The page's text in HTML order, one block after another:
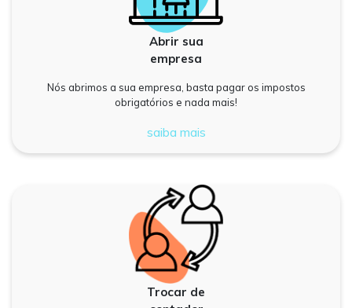
Abrir sua
empresa
Nós abrimos a sua empresa, basta pagar os impostos
obrigatórios e nada mais!
saiba mais
Trocar de